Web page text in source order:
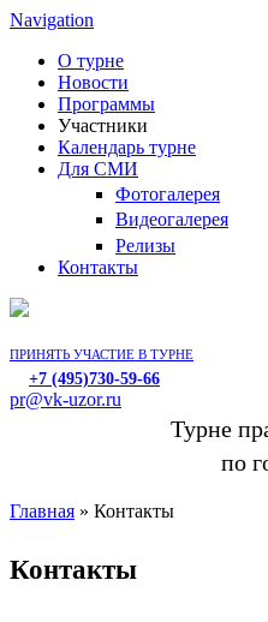
Navigation
О турне
Новости
Программы
Участники
Календарь турне
Для СМИ
Фотогалерея
Видеогалерея
Релизы
Контакты
ПРИНЯТЬ УЧАСТИЕ В ТУРНЕ
+7 (495)730-59-66
pr@vk-uzor.ru
Турне
по
Главная » Контакты
Контакты